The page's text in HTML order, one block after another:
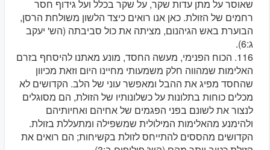
שאוסר על מתן עדות שקר, על שקר בכלל ועל גידוף חסר
רחמים של הזולת. כאן אנו רואים כיצד הלשון משולחת הרסן,
הבוערת באש הגיהנום, מציתה את כול סביבתה (הש' יעקב
ג:6).
116. הכוח הפנימי, מעשה החסד, מונע מאתנו להיסחף בזרם
האלימות שמהווה חלק משמעותי מחיינו היום וזאת מכיוון
שהחסד מפיג את ההבל ומאפשר עוני של הלב. הקדושים לא
מכלים כוחות בתלונות על כשלונותיו של הזולת, הם מסוגלים
לנצור את לשונם בפני הפגמים של אחיהם ואחיותיהם
ולהימנע מהאלימות המילולית שמשפילה ומתעללת בזולת.
הקדושים מהססים להתייחס לזולת בקשיחות; הם רואים את